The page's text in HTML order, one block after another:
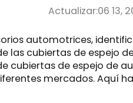
Actualizar:06 13,
automotrices,
las cubiertas de
cubiertas de espejo de
mercados. Aquí